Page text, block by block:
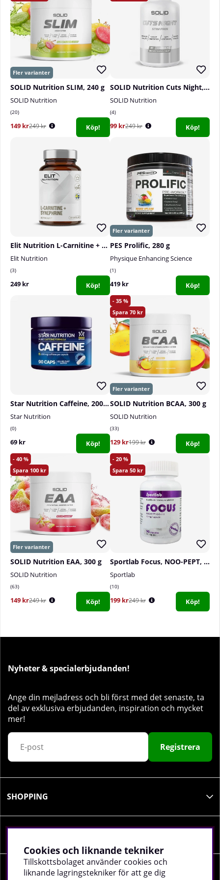
SOLID Nutrition SLIM, 240 g
SOLID Nutrition
20
149 kr249 kr Köp!
SOLID Nutrition Cuts Night, 60 caps
SOLID Nutrition
4
99 kr249 kr Köp!
Elit Nutrition L-Carnitine + Synephrine, 60 caps
Elit Nutrition
3
249 kr Köp!
PES Prolific, 280 g
Physique Enhancing Science
1
419 kr Köp!
Star Nutrition Caffeine, 200 mg, 90 caps
Star Nutrition
0
69 kr Köp!
35
70
SOLID Nutrition BCAA, 300 g
SOLID Nutrition
33
129 kr199 kr Köp!
40
100
SOLID Nutrition EAA, 300 g
SOLID Nutrition
63
149 kr249 kr Köp!
20
50
Sportlab Focus, NOO-PEPT, 90 caps
Sportlab
10
199 kr249 kr Köp!
Nyheter & specialerbjudanden!
Ange din mejladress och bli först med det senaste, ta
del av exklusiva erbjudanden, inspiration och mycket
mer!
Registrera
SHOPPING
SOCIALA MEDIER
Cookies och liknande tekniker
Tillskottsbolaget använder cookies och
liknande lagringstekniker för att ge dig